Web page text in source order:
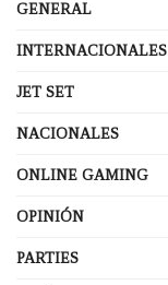
GENERAL
INTERNACIONALES
JET SET
NACIONALES
ONLINE GAMING
OPINIÓN
PARTIES